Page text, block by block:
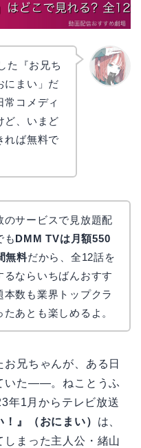
た『お兄ち
にまい」だ
常コメディ
ど、いまど
れば無料で
のサービスで見放題配
もDMM TVは月額550
無料だから、全12話を
ならいちばんおすす
数も業界トップクラ
あとも楽しめるよ。
兄ちゃんが、ある日
いた――。ねことうふ
年1月からテレビ放送
！』（おにまい） は、
まった主人公・緒山